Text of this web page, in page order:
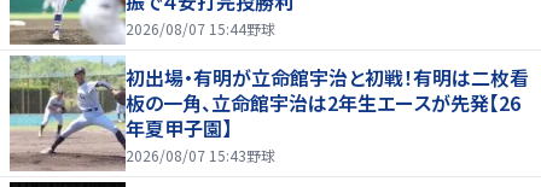
2026/08/07 15:44野球
初出場・有明が立命館宇治と初戦！有明は二枚看
板の一角、立命館宇治は2年生エースが先発【26
年夏甲子園】
2026/08/07 15:43野球